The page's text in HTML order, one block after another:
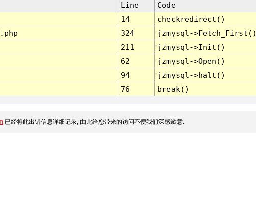
Line
Code
14
checkredirect()
324
jzmysql-
211
jzmysql->Init()
62
jzmysql->Open()
94
jzmysql->halt()
76 break()
已经将此出错信息详细记录, 由此给您带来的访问不便我们深感歉意.